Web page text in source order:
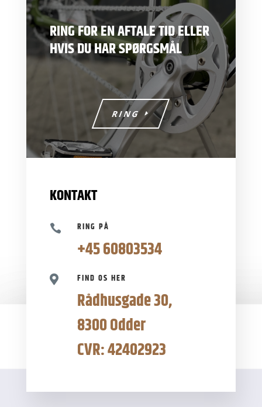
RING FOR EN AFTALE TID ELLER
HVIS DU HAR SPØRGSMÅL
RING
KONTAKT
 RING PÅ
+45 60803534
 FIND OS HER
Rådhusgade 30,
8300 Odder
CVR: 42402923